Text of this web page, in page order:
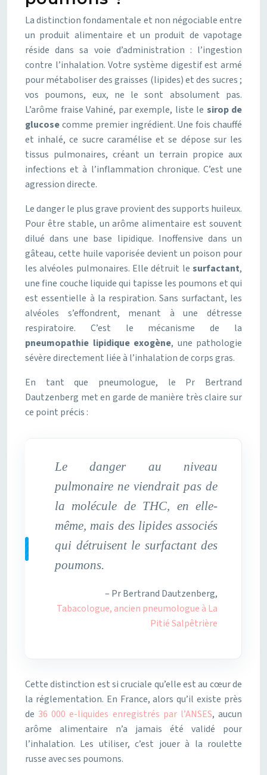
La distinction fondamentale et non négociable entre
un produit alimentaire et un produit de vapotage
réside dans sa voie d’administration : l’ingestion
contre l’inhalation. Votre système digestif est armé
pour métaboliser des graisses (lipides) et des sucres ;
vos poumons, eux, ne le sont absolument pas.
L’arôme fraise Vahiné, par exemple, liste le sirop de
glucosecomme premier ingrédient. Une fois chauffé
et inhalé, ce sucre caramélise et se dépose sur les
tissus pulmonaires, créant un terrain propice aux
infections et à l’inflammation chronique. C’est une
agression directe.
Le danger le plus grave provient des supports huileux.
Pour être stable, un arôme alimentaire est souvent
dilué dans une base lipidique. Inoffensive dans un
gâteau, cette huile vaporisée devient un poison pour
les alvéoles pulmonaires. Elle détruit le surfactant,
une fine couche liquide qui tapisse les poumons et qui
est essentielle à la respiration. Sans surfactant, les
alvéoles s’effondrent, menant à une détresse
respiratoire. C’est le mécanisme de la
pneumopathie lipidique exogène, une pathologie
sévère directement liée à l’inhalation de corps gras.
En tant que pneumologue, le Pr Bertrand
Dautzenberg met en garde de manière très claire sur
ce point précis :
Le danger au niveau
pulmonaire ne viendrait pas de
la molécule de THC, en elle-
même, mais des lipides associés
qui détruisent le surfactant des
poumons.
– Pr Bertrand Dautzenberg,
Tabacologue, ancien pneumologue à La
Pitié Salpêtrière
Cette distinction est si cruciale qu’elle est au cœur de
la réglementation. En France, alors qu’il existe près
de 36 000 e-liquides enregistrés par l’ANSES, aucun
arôme alimentaire n’a jamais été validé pour
l’inhalation. Les utiliser, c’est jouer à la roulette
russe avec ses poumons.